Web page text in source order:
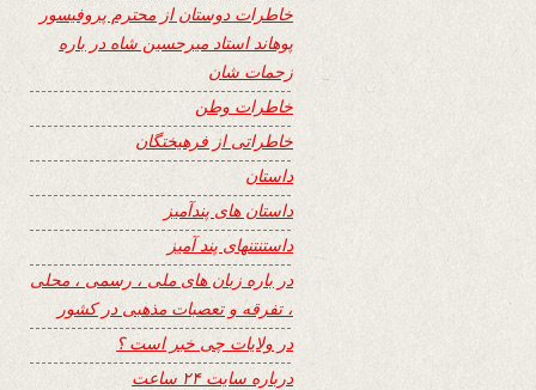
خاطرات دوستان از محترم پروفیسور
پوهاند استاد میرحسین شاه در باره
زحمات شان
خاطرات وطن
خاطراتی از فرهیختگان
داستان
داستان های پندآمیز
داستنتنهای پند آمیز
در باره زبان های ملی ، رسمی ، محلی
، تفرقه و تعصبات مذهبی در کشور
در ولایات چی خبر است ؟
درباره سایت ۲۴ ساعت